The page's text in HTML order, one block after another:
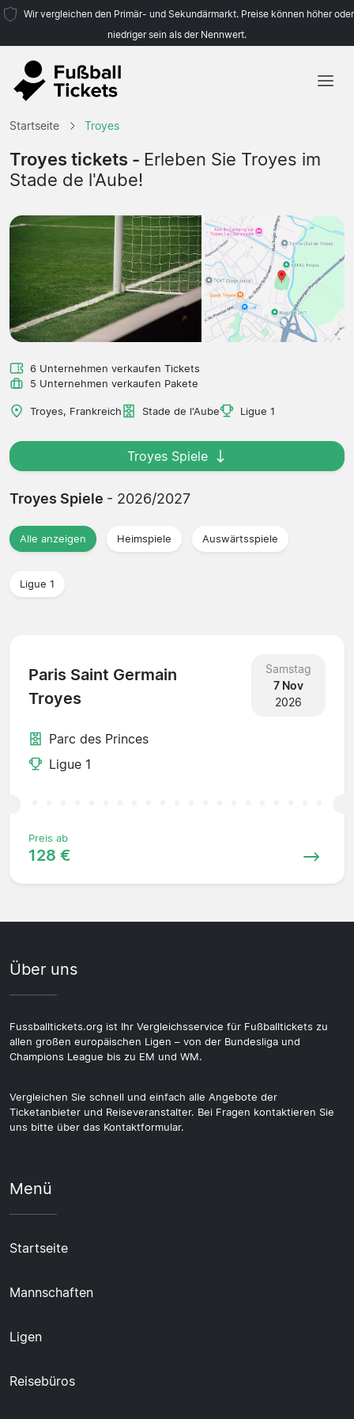
Wir vergleichen den Primär- und Sekundärmarkt. Preise können höher oder
niedriger sein als der Nennwert.
Mannschaften
Startseite Troyes
Troyes tickets - Erleben Sie Troyes im
Stade de l'Aube!
6 Unternehmen verkaufen Tickets
5 Unternehmen verkaufen Pakete
Troyes, Frankreich Stade de l'Aube Ligue 1
Troyes Spiele
Troyes Spiele - 2026/2027
Alle anzeigen Heimspiele Auswärtsspiele
Ligue 1
Paris Saint Germain
Troyes
Samstag
7 Nov
2026
Parc des Princes
Ligue 1
Preis ab
128 €
Über uns
Fussballtickets.org ist Ihr Vergleichsservice für Fußballtickets zu
allen großen europäischen Ligen – von der Bundesliga und
Champions League bis zu EM und WM.
Vergleichen Sie schnell und einfach alle Angebote der
Ticketanbieter und Reiseveranstalter. Bei Fragen kontaktieren Sie
uns bitte über das Kontaktformular.
Menü
Startseite
Mannschaften
Ligen
Reisebüros